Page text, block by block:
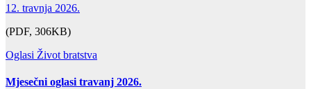
12. travnja 2026.
(PDF, 306KB)
Oglasi Život bratstva
Mjesečni oglasi travanj 2026.